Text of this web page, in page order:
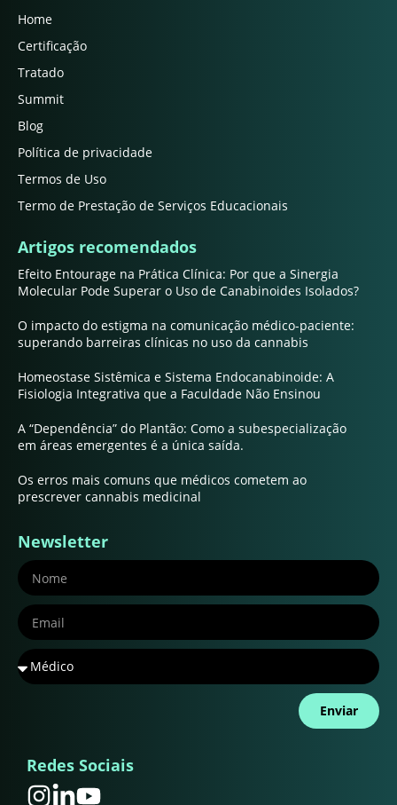
Home
Certificação
Tratado
Summit
Blog
Política de privacidade
Termos de Uso
Termo de Prestação de Serviços Educacionais
Artigos recomendados
Efeito Entourage na Prática Clínica: Por que a Sinergia
Molecular Pode Superar o Uso de Canabinoides Isolados?
O impacto do estigma na comunicação médico-paciente:
superando barreiras clínicas no uso da cannabis
Homeostase Sistêmica e Sistema Endocanabinoide: A
Fisiologia Integrativa que a Faculdade Não Ensinou
A “Dependência” do Plantão: Como a subespecialização
em áreas emergentes é a única saída.
Os erros mais comuns que médicos cometem ao
prescrever cannabis medicinal
Newsletter
Enviar
Redes Sociais